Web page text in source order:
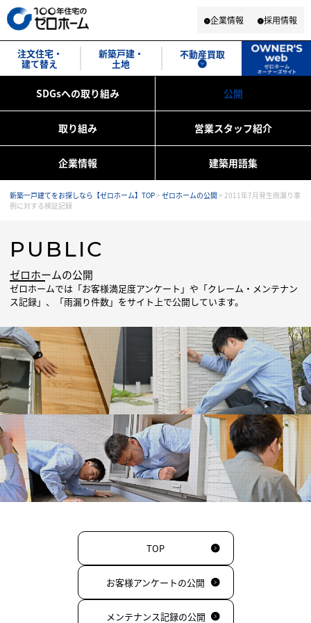
企業情報 採用情報
注文住宅・
建て替え
新築戸建・
土地
不動産買取
SDGsへの取り組み 公開
取り組み 営業スタッフ紹介
企業情報 建築用語集
新築一戸建てをお探しなら【ゼロホーム】TOP> ゼロホームの公開> 2011年7月発生雨漏り事
例に対する検証記録
PUBLIC
ゼロホームの公開
ゼロホームでは「お客様満足度アンケート」や「クレーム・メンテナン
ス記録」、
「雨漏り件数」をサイト上で公開しています。
TOP
お客様アンケートの公開
メンテナンス記録の公開